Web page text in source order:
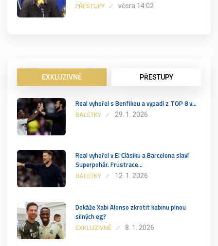
PŘESTUPY včera 14:02
EXKLUZIVNĚ PŘESTUPY
Real vyhořel s Benfikou a vypadl z TOP 8 v…
BALETKY 29. 1. 2026
Real vyhořel v El Clásiku a Barcelona slaví
Superpohár. Frustrace…
BALETKY 12. 1. 2026
Dokáže Xabi Alonso zkrotit kabinu plnou
silných eg?
EXKLUZIVNĚ 8. 1. 2026